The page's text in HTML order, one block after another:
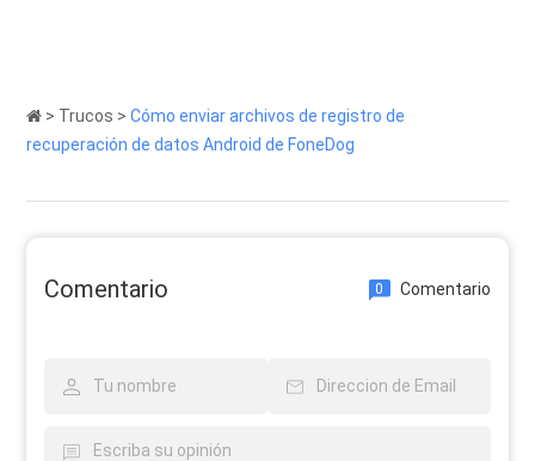
> Trucos >Cómo enviar archivos de registro de
recuperación de datos Android de FoneDog
Comentario 0 Comentario